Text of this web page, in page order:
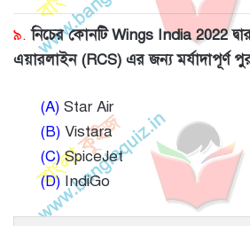
৯. নিচের কোনটি Wings India 2022
এয়ারলাইন (RCS) এর জন্য মর্যাদাপূর্ণ
(A) Star Air
(B) Vistara
(C)SpiceJet
(D) IndiGo